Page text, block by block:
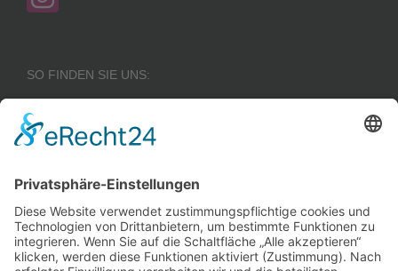
SO FINDEN SIE UNS:
Zustimmung, um den
Google Maps-
Service zu laden!
Wir verwenden einen